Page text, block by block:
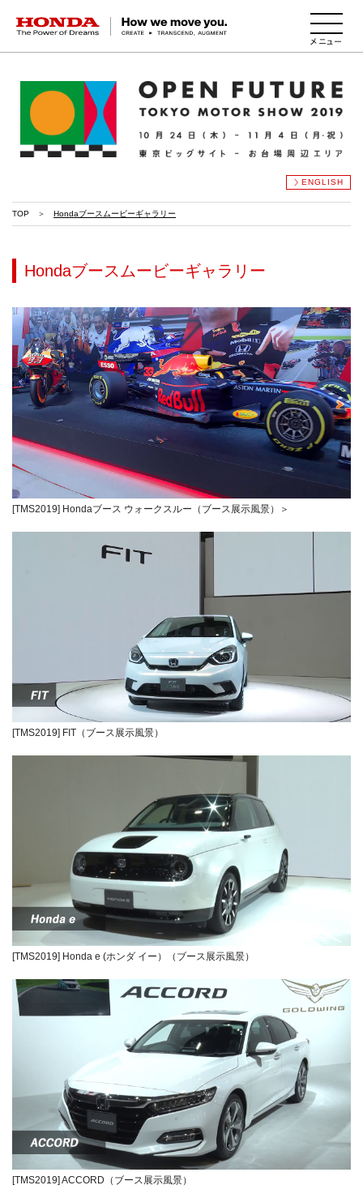
HONDA The Power of Dreams
ENGLISH
TOP Hondaブースムービーギャラリー
Hondaブースムービーギャラリー
[TMS2019] Hondaブース ウォークスルー（ブース展示風景）＞
[TMS2019] FIT（ブース展示風景）
[TMS2019] Honda e (ホンダ イー）（ブース展示風景）
[TMS2019] ACCORD（ブース展示風景）